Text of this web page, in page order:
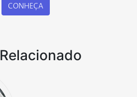
CONHEÇA
Relacionado